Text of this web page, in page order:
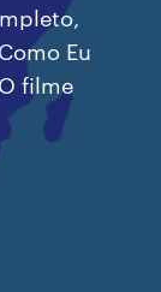
Eu
filme